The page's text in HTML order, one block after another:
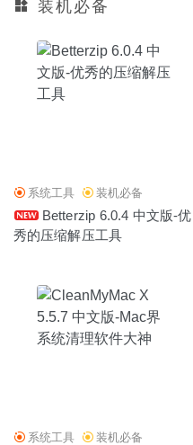
装机必备
系统工具 装机必备
Betterzip 6.0.4 中文版-优
秀的压缩解压工具
系统工具 装机必备